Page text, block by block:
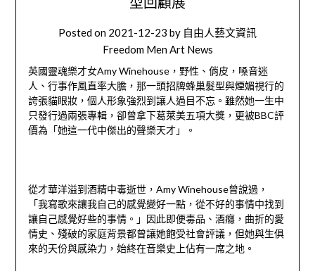
Posted on 2021-12-23 by 自由人藝文資訊
Freedom Men Art News
英國靈魂樂才女Amy Winehouse，野性、俏皮，嗓音迷
人、行事作風直率大膽，那一頭招牌蜂巢髮型與煙媚視行的
誇張貓眼妝，個人形象強烈到讓人過目不忘。雖然她一生中
只發行過兩張專輯，卻曾拿下葛萊美五項大獎，更被BBC評
價為「她這一代中傑出的聲樂天才」。
從才華洋溢到酒精中毒逝世，Amy Winehouse曾說過，
「我寫歌來讓我自己的感覺變好一點，從不好的事情中找到
讓自己感覺好些的事情。」因此即便毒品、酒癮，曲折的愛
情史、殘破的家庭背景都曾讓她飽受社會評議，但她與生俱
來的天份與感染力，始終在音樂史上佔有一席之地。